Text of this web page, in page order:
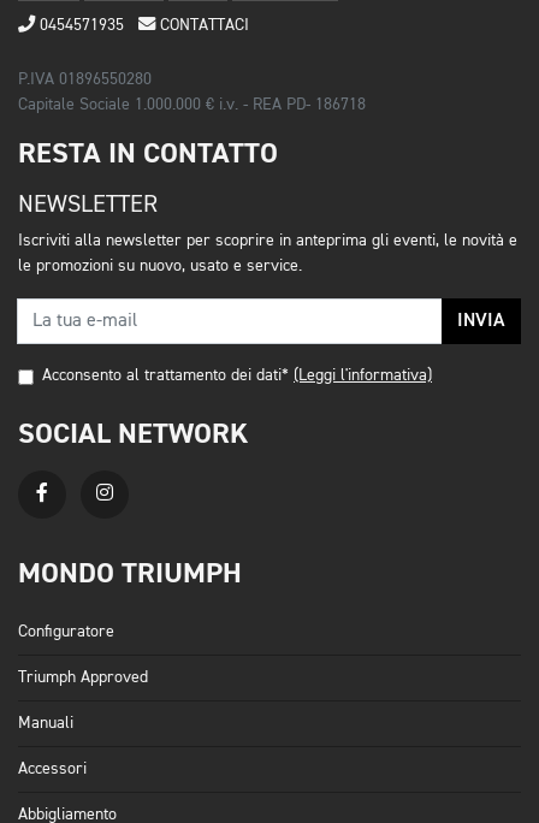
0454571935 CONTATTACI
P.IVA 01896550280
Capitale Sociale 1.000.000 € i.v. - REA PD- 186718
RESTA IN CONTATTO
NEWSLETTER
Iscriviti alla newsletter per scoprire in anteprima gli eventi, le novità e
le promozioni su nuovo, usato e service.
INVIA
Acconsento al trattamento dei dati* (Leggi l'informativa)
SOCIAL NETWORK
MONDO TRIUMPH
Configuratore
Triumph Approved
Manuali
Accessori
Abbigliamento